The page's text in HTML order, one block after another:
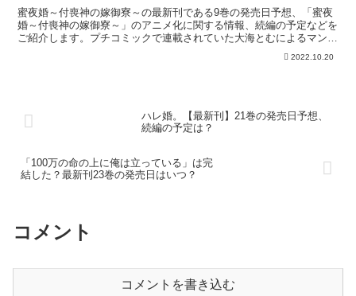
蜜夜婚～付喪神の嫁御寮～の最新刊である9巻の発売日予想、「蜜夜
婚～付喪神の嫁御寮～」のアニメ化に関する情報、続編の予定などを
ご紹介します。プチコミックで連載されていた大海とむによるマンガ
「蜜夜婚～付喪神の嫁御寮～」の最新刊の発売日はこちら！...2022.10.20
ハレ婚。【最新刊】21巻の発売日予想、
続編の予定は？
「100万の命の上に俺は立っている」は完
結した？最新刊23巻の発売日はいつ？
コメント
コメントを書き込む